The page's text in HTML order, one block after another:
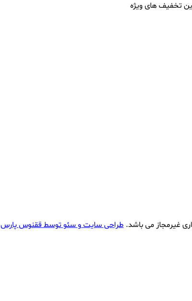
تخفیف های ویژه
غیرمجاز می باشد.طراحی سایت و سئو توسط ققنوس پارس